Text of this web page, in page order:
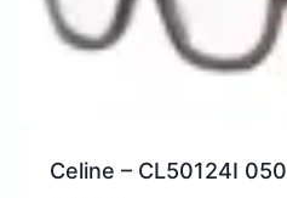
Celine – CL50124I 050